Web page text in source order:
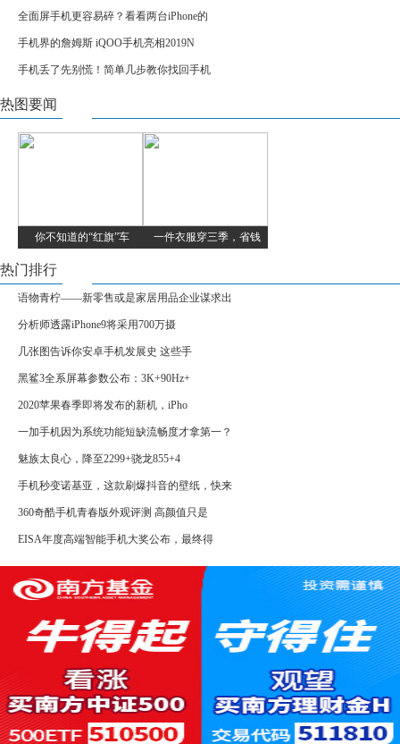
全面屏手机更容易碎？看看两台iPhone的
手机界的詹姆斯 iQOO手机亮相2019N
手机丢了先别慌！简单几步教你找回手机
热图要闻
你不知道的“红旗”车 一件衣服穿三季，省钱
热门排行
语物青柠——新零售或是家居用品企业谋求出
分析师透露iPhone9将采用700万摄
几张图告诉你安卓手机发展史 这些手
黑鲨3全系屏幕参数公布：3K+90Hz+
2020苹果春季即将发布的新机，iPho
一加手机因为系统功能短缺流畅度才拿第一？
魅族太良心，降至2299+骁龙855+4
手机秒变诺基亚，这款刷爆抖音的壁纸，快来
360奇酷手机青春版外观评测 高颜值只是
EISA年度高端智能手机大奖公布，最终得